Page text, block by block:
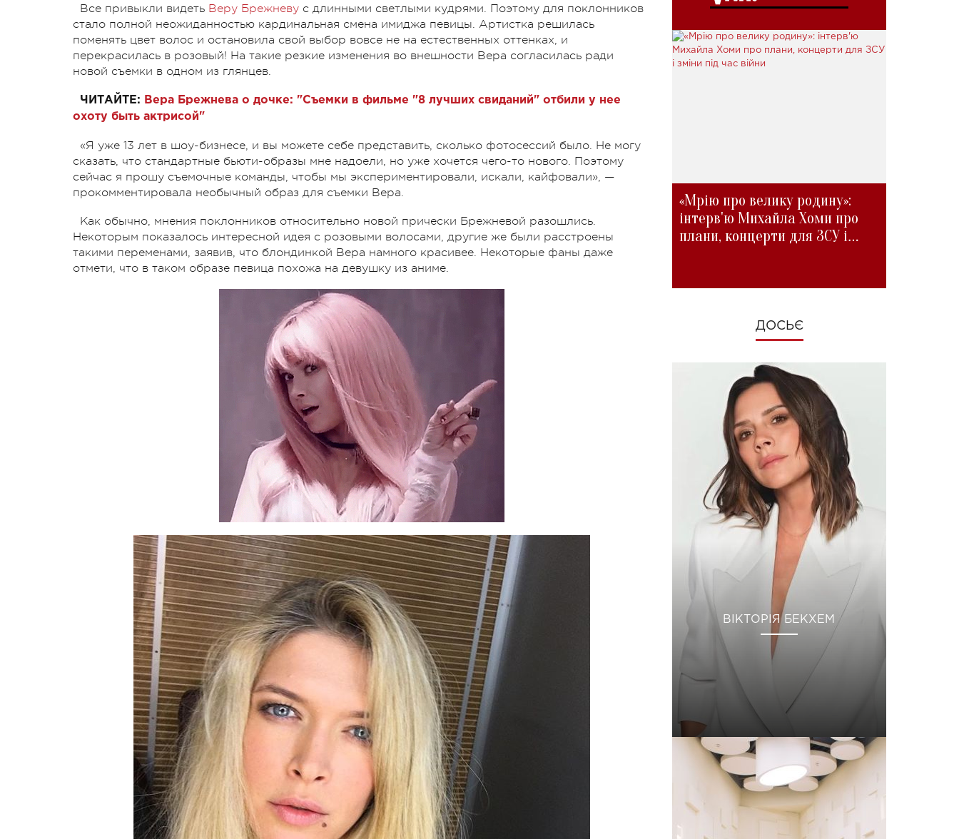
Все привыкли видеть Веру Брежневу с длинными светлыми кудрями. Поэтому для поклонников
стало полной неожиданностью кардинальная смена имиджа певицы. Артистка решилась
поменять цвет волос и остановила свой выбор вовсе не на естественных оттенках, и
перекрасилась в розовый! На такие резкие изменения во внешности Вера согласилась ради
новой съемки в одном из глянцев.
ЧИТАЙТЕ: Вера Брежнева о дочке: "Съемки в фильме "8 лучших свиданий" отбили у нее
охоту быть актрисой"
«Я уже 13 лет в шоу-бизнесе, и вы можете себе представить, сколько фотосессий было. Не могу
сказать, что стандартные бьюти-образы мне надоели, но уже хочется чего-то нового. Поэтому
сейчас я прошу съемочные команды, чтобы мы экспериментировали, искали, кайфовали», —
прокомментировала необычный образ для съемки Вера.
Как обычно, мнения поклонников относительно новой прически Брежневой разошлись.
Некоторым показалось интересной идея с розовыми волосами, другие же были расстроены
такими переменами, заявив, что блондинкой Вера намного красивее. Некоторые фаны даже
отмети, что в таком образе певица похожа на девушку из аниме.
«Мрію про велику родину»:
інтерв'ю Михайла Хоми про
плани, концерти для ЗСУ і
ДОСЬЄ
ВІКТОРІЯ БЕКХЕМ